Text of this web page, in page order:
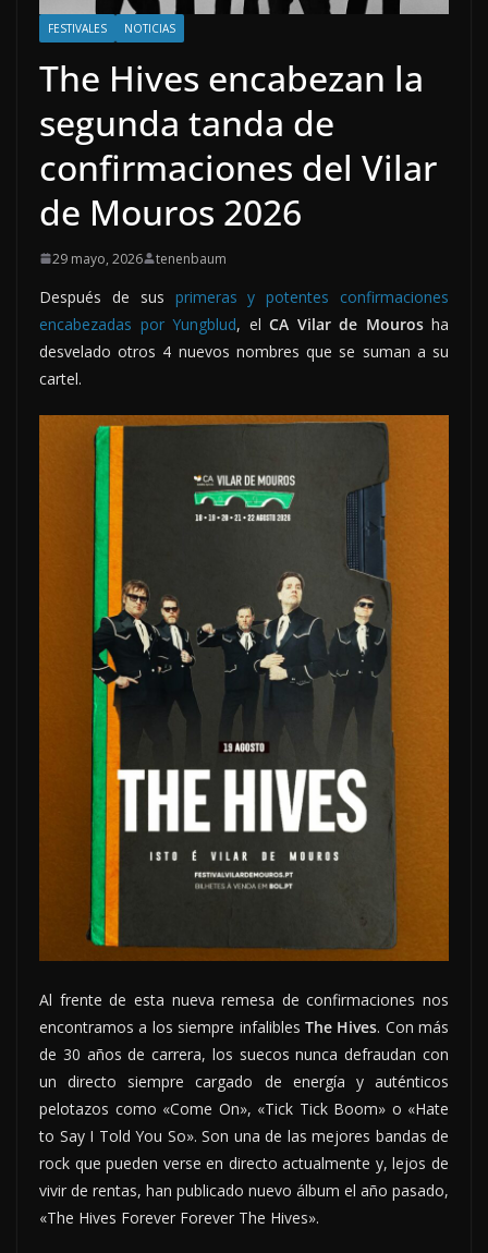
FESTIVALES NOTICIAS
The Hives encabezan la
segunda tanda de
confirmaciones del Vilar
de Mouros 2026
29 mayo, 2026 tenenbaum
Después de sus primeras y potentes confirmaciones
encabezadas por Yungblud, el CA Vilar de Mourosha
desvelado otros 4 nuevos nombres que se suman a su
cartel.
Al frente de esta nueva remesa de confirmaciones nos
encontramos a los siempre infalibles The Hives. Con más
de 30 años de carrera, los suecos nunca defraudan con
un directo siempre cargado de energía y auténticos
pelotazos como «Come On», «Tick Tick Boom» o «Hate
to Say I Told You So». Son una de las mejores bandas de
rock que pueden verse en directo actualmente y, lejos de
vivir de rentas, han publicado nuevo álbum el año pasado,
«The Hives Forever Forever The Hives».